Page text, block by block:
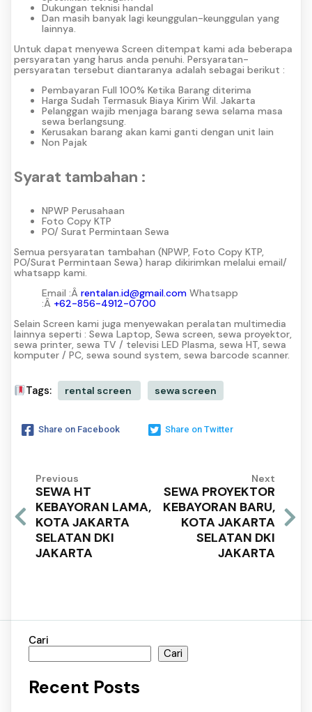
Dukungan teknisi handal
Dan masih banyak lagi keunggulan-keunggulan yang
lainnya.
Untuk dapat menyewa Screen ditempat kami ada beberapa
persyaratan yang harus anda penuhi. Persyaratan-
persyaratan tersebut diantaranya adalah sebagai berikut :
Pembayaran Full 100% Ketika Barang diterima
Harga Sudah Termasuk Biaya Kirim Wil. Jakarta
Pelanggan wajib menjaga barang sewa selama masa
sewa berlangsung.
Kerusakan barang akan kami ganti dengan unit lain
Non Pajak
Syarat tambahan :
NPWP Perusahaan
Foto Copy KTP
PO/ Surat Permintaan Sewa
Semua persyaratan tambahan (NPWP, Foto Copy KTP,
PO/Surat Permintaan Sewa) harap dikirimkan melalui email/
whatsapp kami.
Email :Â rentalan.id@gmail.com Whatsapp
:Â +62-856-4912-0700
Selain Screen kami juga menyewakan peralatan multimedia
lainnya seperti : Sewa Laptop, Sewa screen, sewa proyektor,
sewa printer, sewa TV / televisi LED Plasma, sewa HT, sewa
komputer / PC, sewa sound system, sewa barcode scanner.
Tags: rental screen sewa screen
Share on Facebook Share on Twitter
Previous
SEWA HT
KEBAYORAN LAMA,
KOTA JAKARTA
SELATAN DKI
JAKARTA
Next
SEWA PROYEKTOR
KEBAYORAN BARU,
KOTA JAKARTA
SELATAN DKI
JAKARTA
Cari
Cari
Recent Posts